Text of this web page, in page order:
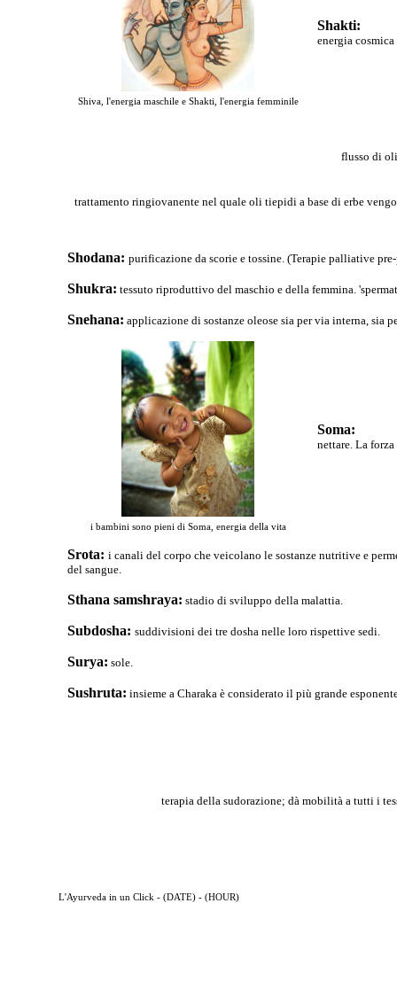
Shiva, l'energia maschile e Shakti, l'energia femminile
Shakti:
energia
flusso di
trattamento ringiovanente nel quale oli tiepidi a base di erbe
Shodana: purificazione da scorie e tossine. (Terapie palliative
Shukra: tessuto riproduttivo del maschio e della femmina.
Snehana: applicazione di sostanze oleose sia per via interna, sia
i bambini sono pieni di Soma, energia della vita
Soma:
nettare. La
Srota: i canali del corpo che veicolano le sostanze nutritive e
del sangue.
Sthana samshraya: stadio di sviluppo della malattia.
Subdosha: suddivisioni dei tre dosha nelle loro rispettive sedi.
Surya: sole.
Sushruta: insieme a Charaka è considerato il più grande
terapia della sudorazione; dà mobilità a tutti i
L'Ayurveda in un Click - (DATE) - (HOUR)